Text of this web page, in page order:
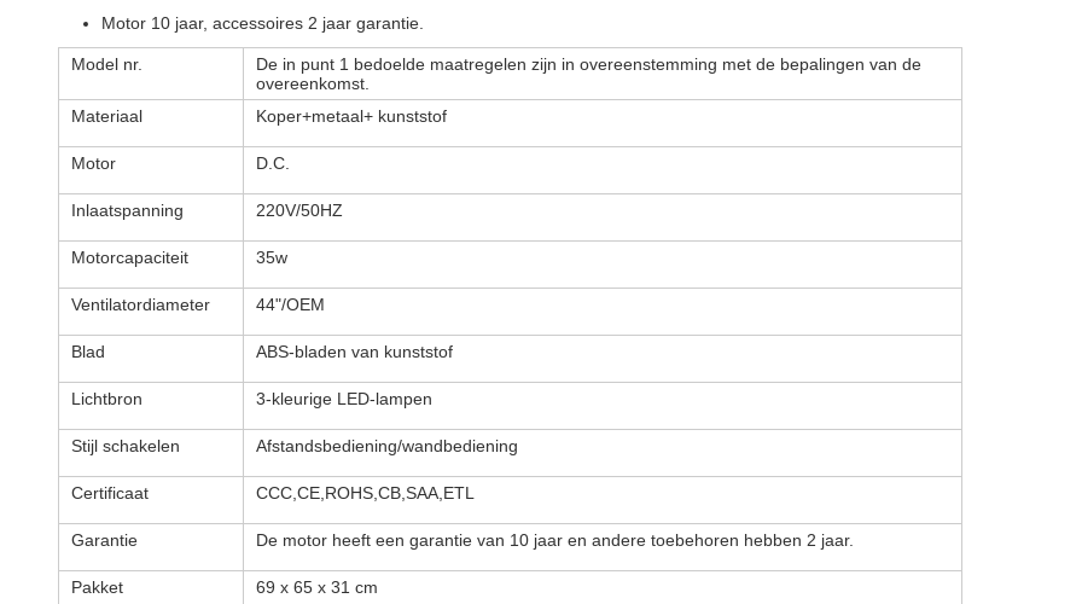
Motor 10 jaar, accessoires 2 jaar garantie.
Model nr.
De in punt 1 bedoelde maatregelen zijn in overeenstemming met de bepalingen van de
overeenkomst.
Materiaal
Koper+metaal+ kunststof
Motor D.C.
Inlaatspanning 220V/50HZ
Motorcapaciteit 35w
Ventilatordiameter 44"/OEM
Blad ABS-bladen van kunststof
Lichtbron 3-kleurige LED-lampen
Stijl schakelen Afstandsbediening/wandbediening
Certificaat CCC,CE,ROHS,CB,SAA,ETL
Garantie De motor heeft een garantie van 10 jaar en andere toebehoren hebben 2 jaar.
Pakket 69 x 65 x 31 cm